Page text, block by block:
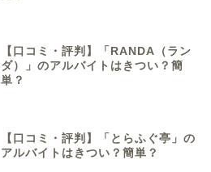
【口コミ・評判】「RANDA（ラン
ダ）」のアルバイトはきつい？簡
単？
【口コミ・評判】「とらふぐ亭」の
アルバイトはきつい？簡単？